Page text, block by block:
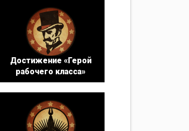
Достижение «Герой
рабочего класса»